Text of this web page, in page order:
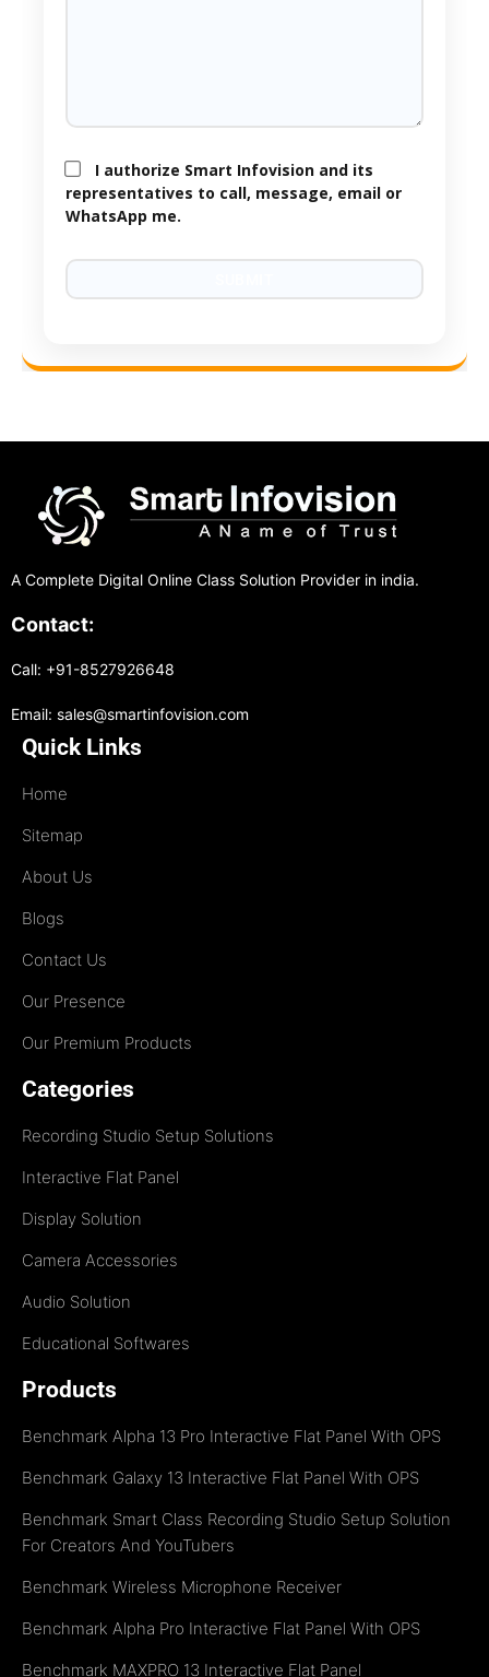
I authorize Smart Infovision and its
representatives to call, message, email or
WhatsApp me.
A Complete Digital Online Class Solution Provider in india.
Contact:
Call: +91-8527926648
Email: sales@smartinfovision.com
Quick Links
Home
Sitemap
About Us
Blogs
Contact Us
Our Presence
Our Premium Products
Categories
Recording Studio Setup Solutions
Interactive Flat Panel
Display Solution
Camera Accessories
Audio Solution
Educational Softwares
Products
Benchmark Alpha 13 Pro Interactive Flat Panel With OPS
Benchmark Galaxy 13 Interactive Flat Panel With OPS
Benchmark Smart Class Recording Studio Setup Solution
For Creators And YouTubers
Benchmark Wireless Microphone Receiver
Benchmark Alpha Pro Interactive Flat Panel With OPS
Benchmark MAXPRO 13 Interactive Flat Panel